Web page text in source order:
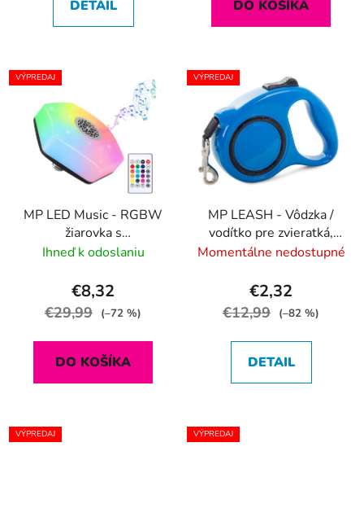
DETAIL DO KOŠÍKA
VÝPREDAJ
MP LED Music - RGBW
žiarovka s
reproduktorom (E27)
Ihneď k odoslaniu
€8,32
€29,99 (–72 %)
DO KOŠÍKA
VÝPREDAJ
MP LEASH - Vôdzka /
vodítko pre zvieratká,
dĺžka 5m, nosnosť 15kg
Momentálne nedostupné
€2,32
€12,99 (–82 %)
DETAIL
VÝPREDAJ VÝPREDAJ